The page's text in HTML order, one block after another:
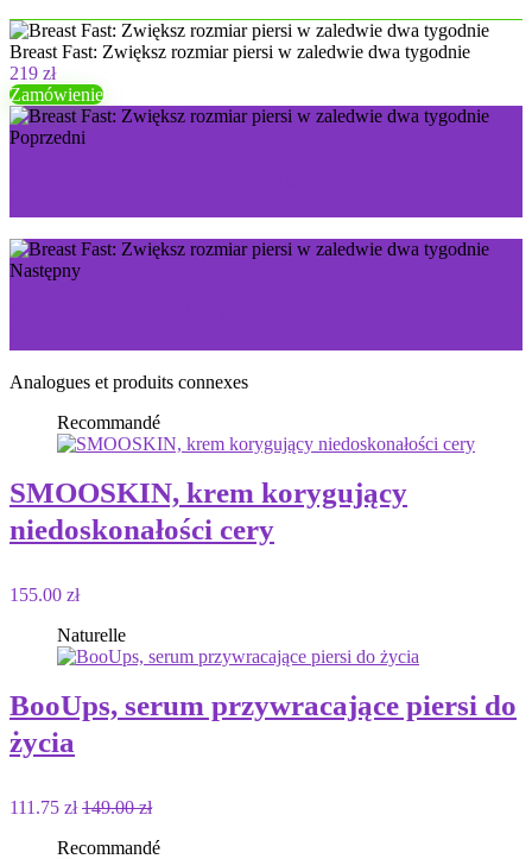
Breast Fast: Zwiększ rozmiar piersi w zaledwie dwa tygodnie
219 zł
Zamówienie
Poprzedni
Następny
Analogues et produits connexes
Recommandé
SMOOSKIN, krem ​​korygujący
niedoskonałości cery
155.00 zł
Naturelle
BooUps, serum przywracające piersi do
życia
111.75 zł 149.00 zł
Recommandé